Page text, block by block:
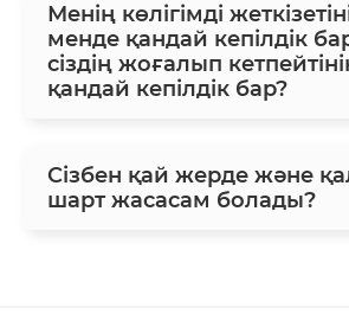
Менің көлігімді
менде қандай кепілдік
сіздің жоғалып
қандай кепілдік бар?
Сізбен қай жерде және
шарт жасасам болады?